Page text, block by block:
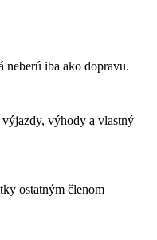
neberú iba ako dopravu.
výhody a vlastný
ostatným členom